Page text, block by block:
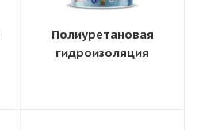
Полиуретановая
гидроизоляция